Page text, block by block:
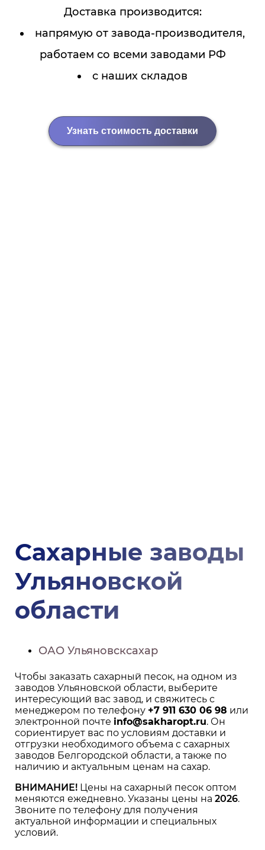
Доставка производится:
напрямую от завода-производителя,
работаем со всеми заводами РФ
с наших складов
Узнать стоимость доставки
Сахарные заводы
Ульяновской
области
ОАО Ульяновсксахар
Чтобы заказать сахарный песок, на одном из
заводов Ульяновской области, выберите
интересующий вас завод, и свяжитесь с
менеджером по телефону +7 911 630 06 98 или
электронной почте info@sakharopt.ru. Он
сориентирует вас по условиям доставки и
отгрузки необходимого объема с сахарных
заводов Белгородской области, а также по
наличию и актуальным ценам на сахар.
ВНИМАНИЕ! Цены на сахарный песок оптом
меняются ежедневно. Указаны цены на 2026.
Звоните по телефону для получения
актуальной информации и специальных
условий.